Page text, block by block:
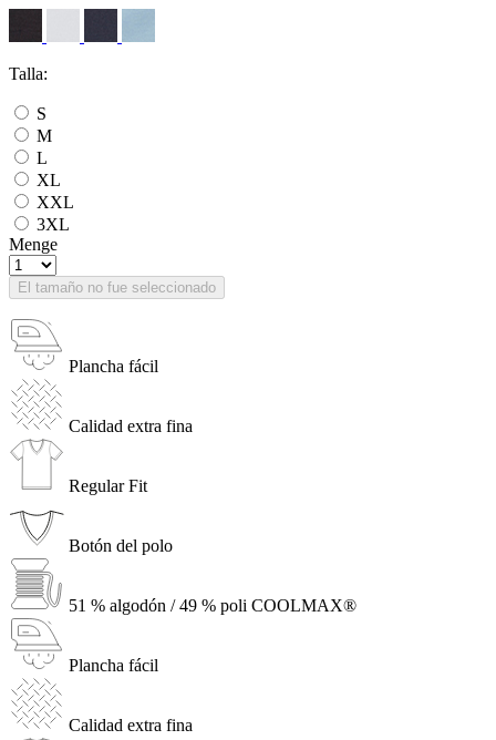
Talla:
S
M
L
XL
XXL
3XL
Menge
El tamaño no fue seleccionado
Plancha fácil
Calidad extra fina
Regular Fit
Botón del polo
51 % algodón / 49 % poli COOLMAX®
Plancha fácil
Calidad extra fina